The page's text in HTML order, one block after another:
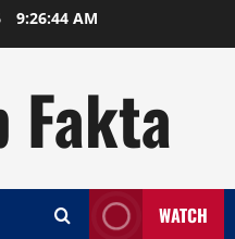
9:26:44 AM
Fakta
WATCH